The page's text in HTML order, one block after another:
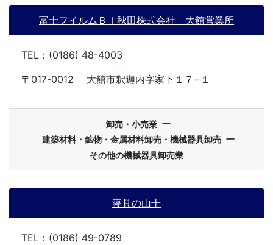
富士フイルムＢＩ秋田株式会社 大館営業所
TEL：(0186) 48-4003
〒017-0012
大館市釈迦内字家下１７−１
卸売・小売業 ー
建築材料・鉱物・金属材料卸売・機械器具卸売 ー
その他の機械器具卸売業
寝具の山十
TEL：(0186) 49-0789